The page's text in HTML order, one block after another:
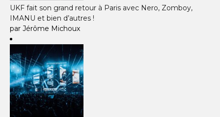
UKF fait son grand retour à Paris avec Nero, Zomboy,
IMANU et bien d’autres !
par Jérôme Michoux